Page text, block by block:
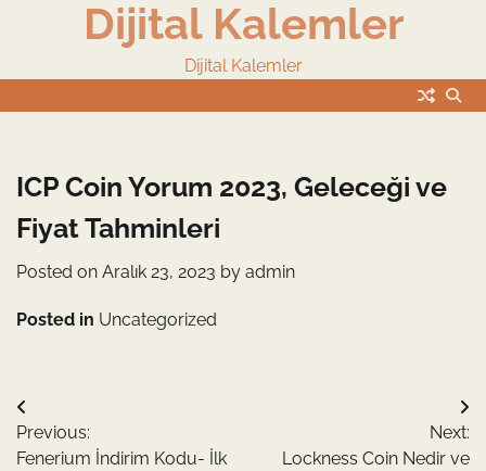
Dijital Kalemler
Dijital Kalemler
ICP Coin Yorum 2023, Geleceği ve
Fiyat Tahminleri
Posted on Aralık 23, 2023 by admin
Posted in Uncategorized
Yazı
gezinmesi
Previous:
Fenerium İndirim Kodu- İlk
Next:
Lockness Coin Nedir ve